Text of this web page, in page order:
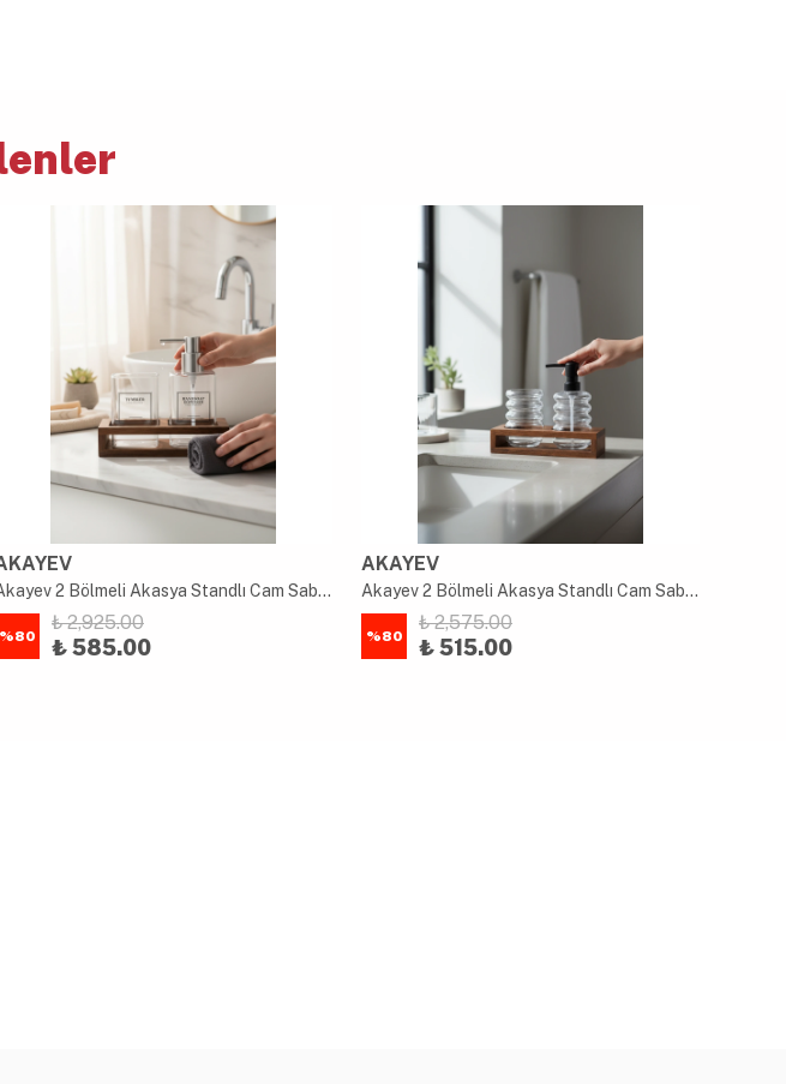
Akayev 2 Bölmeli Akasya Standlı Cam Sabunluk ve Diş Fırçalık Seti
%80
₺ 2,925.00
₺ 585.00
AKAYEV
Akayev 2 Bölmeli Akasya Standlı Cam Sabunluk ve Diş Fırçalık Seti
%80
₺ 2,575.00
₺ 515.00